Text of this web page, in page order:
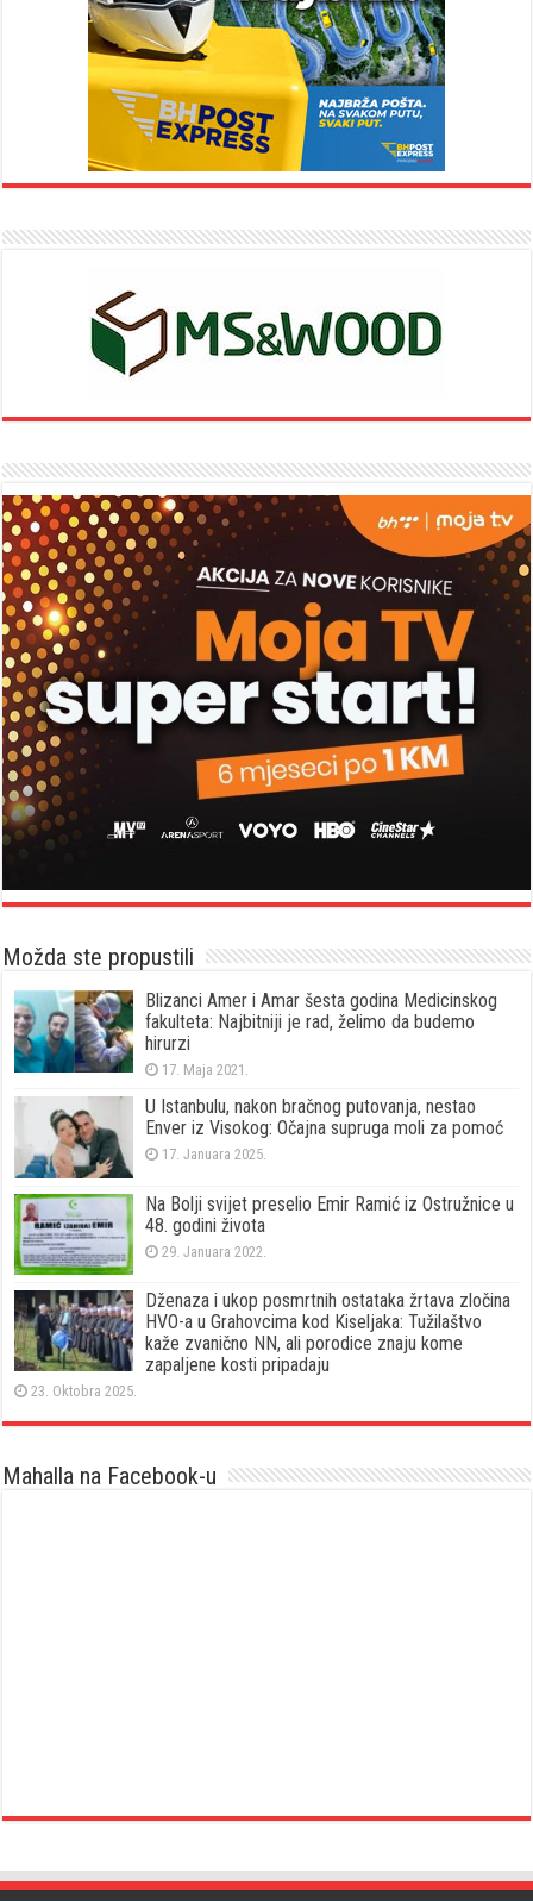
Možda ste propustili
Blizanci Amer i Amar šesta godina Medicinskog
fakulteta: Najbitniji je rad, želimo da budemo
hirurzi
17. Maja 2021.
U Istanbulu, nakon bračnog putovanja, nestao
Enver iz Visokog: Očajna supruga moli za pomoć
17. Januara 2025.
Na Bolji svijet preselio Emir Ramić iz Ostružnice u
48. godini života
29. Januara 2022.
Dženaza i ukop posmrtnih ostataka žrtava zločina
HVO-a u Grahovcima kod Kiseljaka: Tužilaštvo
kaže zvanično NN, ali porodice znaju kome
zapaljene kosti pripadaju
23. Oktobra 2025.
Mahalla na Facebook-u